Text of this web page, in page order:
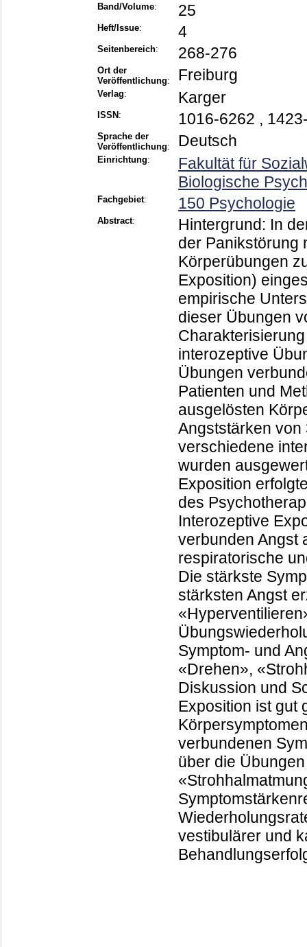
Band/Volume: 25
Heft/Issue: 4
Seitenbereich: 268-276
Ort der
Veröffentlichung: Freiburg
Verlag: Karger
ISSN : 1016-6262 ,
Sprache der
Veröffentlichung: Deutsch
Einrichtung:
Fakultät für
Biologische
Fachgebiet: 150 Psychologie
Abstract:
Hintergrund: In
der Panikstörung
Körperübungen
Exposition)
empirische
dieser Übungen
interozeptive
Übungen
Patienten und
ausgelösten
Angststärken von
verschiedene
wurden
Exposition
des
Interozeptive
verbunden Angst
respiratorische
Die stärkste
stärksten Angst
Symptom- und
«Drehen»,
Diskussion und
Exposition ist gut
verbundenen
über die
vestibulärer und